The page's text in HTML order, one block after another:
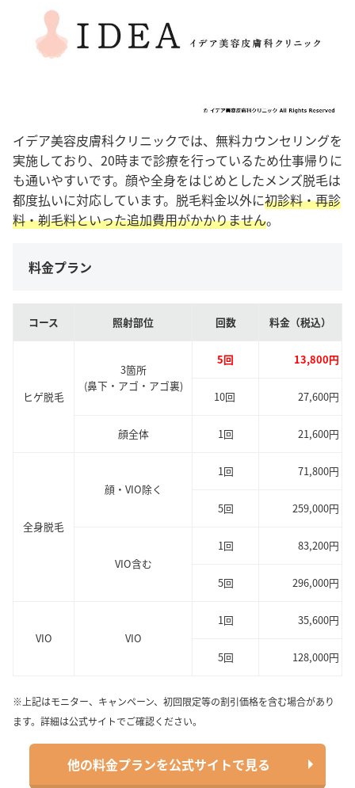
イデア美容皮膚科クリニックでは、無料カウンセリングを
実施しており、20時まで診療を行っているため仕事帰りに
も通いやすいです。顔や全身をはじめとしたメンズ脱毛は
都度払いに対応しています。脱毛料金以外に初診料・再診
料・剃毛料といった追加費用がかかりません。
料金プラン
コース 照射部位 回数 料金（税込）
ヒゲ脱毛
3箇所
(鼻下・アゴ・アゴ裏)
5回 13,800円
10回 27,600円
顔全体 1回 21,600円
全身脱毛
顔・VIO除く
1回 71,800円
5回 259,000円
VIO含む
1回 83,200円
5回 296,000円
VIO VIO
1回 35,600円
5回 128,000円
※上記はモニター、キャンペーン、初回限定等の割引価格を含む場合があり
ます。詳細は公式サイトでご確認ください。
他の料金プランを公式サイトで見る